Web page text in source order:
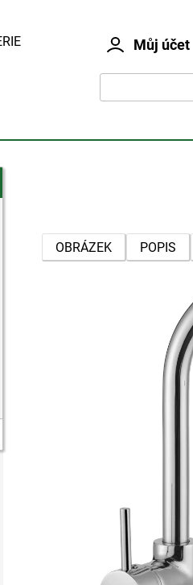
Můj účet
OBRÁZEK POPIS